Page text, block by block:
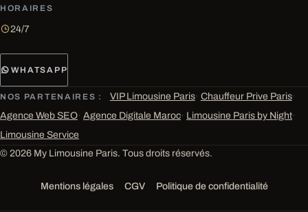
HORAIRES
24/7
WHATSAPP
NOS PARTENAIRES : VIP Limousine Paris· Chauffeur Prive Paris·
Agence Web SEO· Agence Digitale Maroc· Limousine Paris by Night·
Limousine Service
© 2026 My Limousine Paris. Tous droits réservés.
Mentions légales CGV Politique de confidentialité